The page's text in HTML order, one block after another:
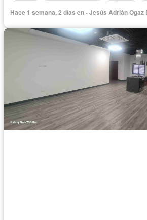
Caseta de vigilancia
Permite mascotas
Hace 1 semana, 2 días en - Jesús Adrián Ogaz